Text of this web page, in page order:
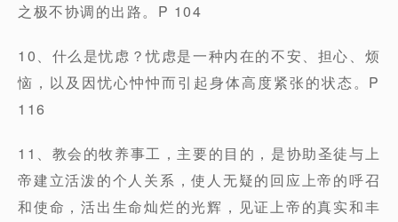
之极不协调的出路。P 104
10、什么是忧虑？忧虑是一种内在的不安、担心、烦
恼，以及因忧心忡忡而引起身体高度紧张的状态。P
116
11、教会的牧养事工，主要的目的，是协助圣徒与上
帝建立活泼的个人关系，使人无疑的回应上帝的呼召
和使命，活出生命灿烂的光辉，见证上帝的真实和丰